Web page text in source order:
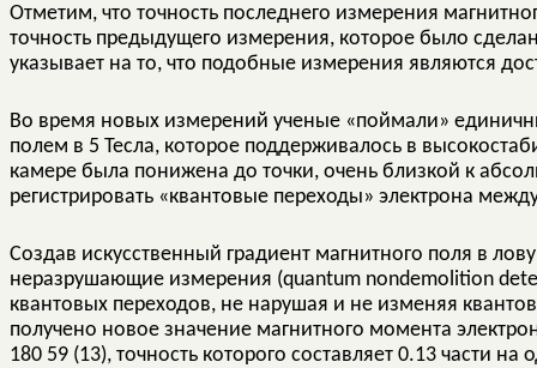
Отметим, что точность последнего измерения
точность предыдущего измерения, которое было
указывает на то, что подобные измерения являются
Во время новых измерений ученые «поймали»
полем в 5 Тесла, которое поддерживалось в
камере была понижена до точки, очень близкой к
регистрировать «квантовые переходы» электрона
Создав искусственный градиент магнитного поля в
неразрушающие измерения (quantum nondemolition
квантовых переходов, не нарушая и не изменяя
получено новое значение магнитного момента
180 59 (13), точность которого составляет 0.13 части